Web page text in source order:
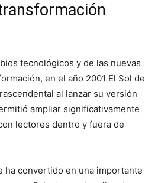
tecnológicos y de las nuevas
en el año 2001 El Sol de
al lanzar su versión
ampliar significativamente
lectores dentro y fuera de
ha convertido en una importante